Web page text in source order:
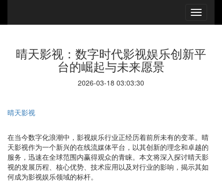
晴天影视：数字时代影视娱乐创新平
台的崛起与未来愿景
2026-03-18 03:03:30
晴天影视
在当今数字化浪潮中，影视娱乐行业正经历着前所未有的变革。晴
天影视作为一个新兴的在线流媒体平台，以其创新的理念和卓越的
服务，迅速在全球范围内赢得观众的青睐。本文将深入探讨晴天影
视的发展历程、核心优势、技术应用以及对行业的影响，揭示其如
何成为影视娱乐领域的标杆。